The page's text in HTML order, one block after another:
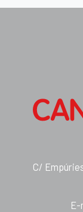
C/
E-